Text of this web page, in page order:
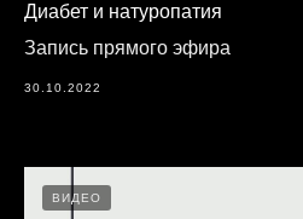
Диабет и натуропатия
Запись прямого эфира
30.10.2022
ВИДЕО